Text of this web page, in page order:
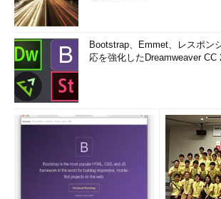
Bootstrap、Emmet、レスポン
応を強化したDreamweaver CC